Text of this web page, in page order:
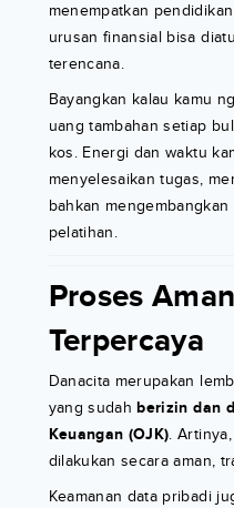
menempatkan
urusan finansial bisa
terencana.
Bayangkan kalau kamu
uang tambahan setiap
kos. Energi dan waktu
menyelesaikan tugas,
bahkan
pelatihan.
Proses
Terpercaya
Danacita merupakan
yang sudahberizin dan
Keuangan (OJK).
dilakukan secara aman,
Keamanan data pribadi